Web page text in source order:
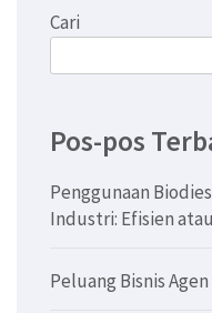
Cari
Pos-pos
Penggunaan
Industri: Efisien
Peluang Bisnis